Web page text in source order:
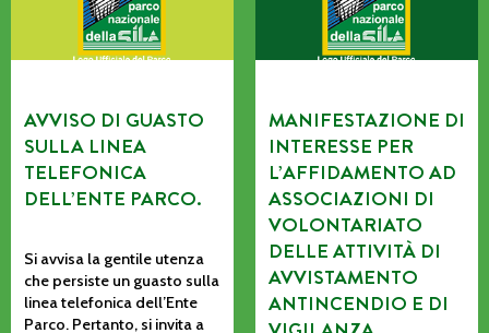
AVVISO DI GUASTO
SULLA LINEA
TELEFONICA
DELL’ENTE PARCO.
Si avvisa la gentile utenza
che persiste un guasto sulla
linea telefonica dell’Ente
Parco. Pertanto, si invita a
MANIFESTAZIONE DI
INTERESSE PER
L’AFFIDAMENTO AD
ASSOCIAZIONI DI
VOLONTARIATO
DELLE ATTIVITÀ DI
AVVISTAMENTO
ANTINCENDIO E DI